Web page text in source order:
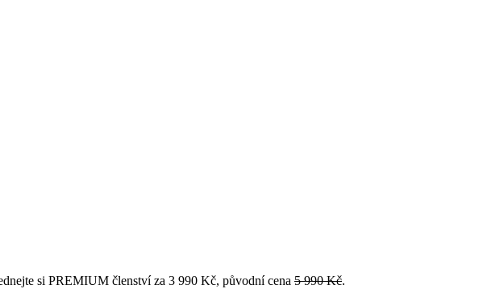
si PREMIUM členství za 3 990 Kč, původní cena 5 990 Kč.